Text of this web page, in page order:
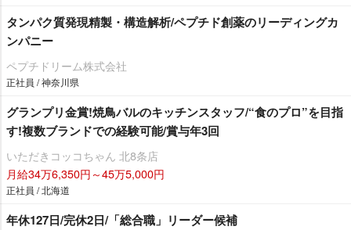
タンパク質発現精製・構造解析/ペプチド創薬のリーディングカ
ンパニー
ペプチドリーム株式会社
正社員 / 神奈川県
グランプリ金賞!焼鳥バルのキッチンスタッフ/“食のプロ”を目指
す!複数ブランドでの経験可能/賞与年3回
いただきコッコちゃん 北8条店
月給34万6,350円～45万5,000円
正社員 / 北海道
年休127日/完休2日/「総合職」リーダー候補